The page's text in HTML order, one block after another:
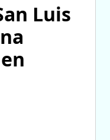
Luis